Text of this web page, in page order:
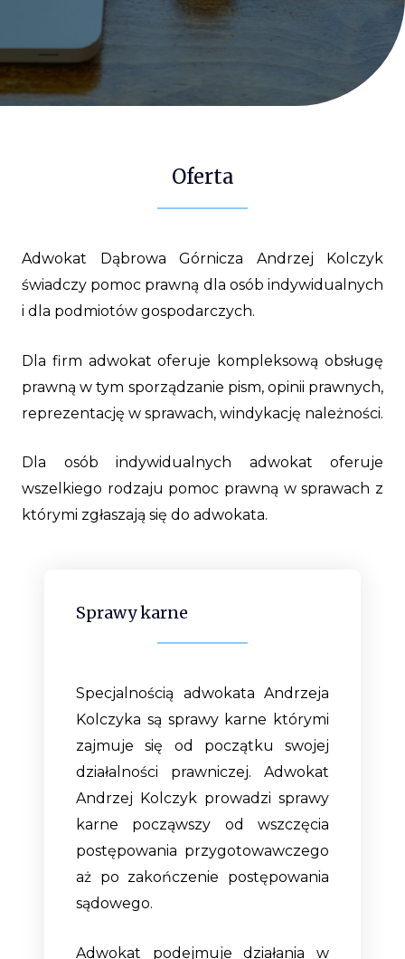
Oferta
Adwokat Dąbrowa Górnicza Andrzej Kolczyk
świadczy pomoc prawną dla osób indywidualnych
i dla podmiotów gospodarczych.
Dla firm adwokat oferuje kompleksową obsługę
prawną w tym sporządzanie pism, opinii prawnych,
reprezentację w sprawach, windykację należności.
Dla osób indywidualnych adwokat oferuje
wszelkiego rodzaju pomoc prawną w sprawach z
którymi zgłaszają się do adwokata.
Sprawy karne
Specjalnością adwokata Andrzeja
Kolczyka są sprawy karne którymi
zajmuje się od początku swojej
działalności prawniczej. Adwokat
Andrzej Kolczyk prowadzi sprawy
karne począwszy od wszczęcia
postępowania przygotowawczego
aż po zakończenie postępowania
sądowego.
Adwokat podejmuje działania w